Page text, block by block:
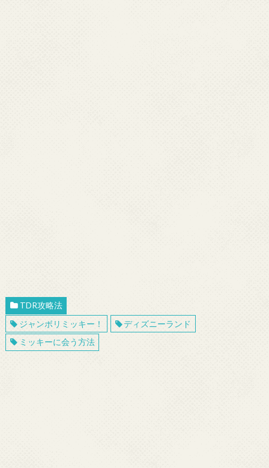
TDR攻略法
ジャンボリミッキー！
ディズニーランド
ミッキーに会う方法